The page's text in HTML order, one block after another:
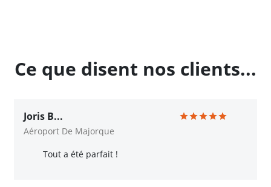
Ce que disent nos clients...
Joris B...
Aéroport De Majorque
Tout a été parfait !